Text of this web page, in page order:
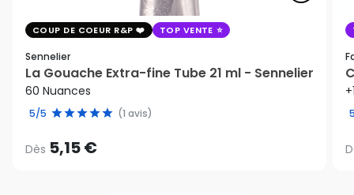
COUP DE COEUR R&P TOP VENTE
Sennelier
La Gouache Extra-fine Tube 21 ml - Sennelier
60 Nuances
5/5 (1 avis)
Dès 5,15 €